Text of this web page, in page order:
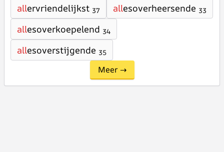
allervriendelijkst 37 allesoverheersende 33
allesoverkoepelend 34
allesoverstijgende 35
Meer →